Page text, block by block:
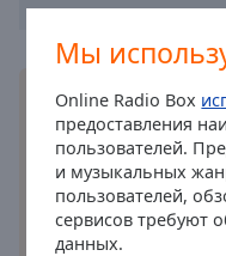
Мы
Online Radio Box
предоставления
пользователей.
и музыкальных
пользователей,
сервисов требуют
данных.
window.
Установите
Radio Box для
любимые
находились!
в кармане,